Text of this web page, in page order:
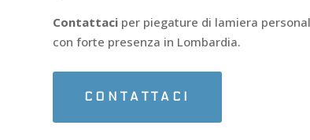
Contattaci per piegature di lamiera
con forte presenza in Lombardia.
CONTATTACI